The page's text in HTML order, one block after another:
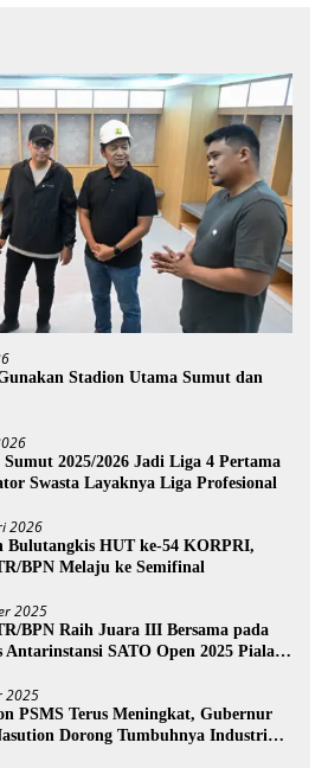
Stadion Utama Sumut dan
2025/2026 Jadi Liga 4 Pertama
Swasta Layaknya Liga Profesional
2026
HUT ke-54 KORPRI,
BPN Melaju ke Semifinal
2025
BPN Raih Juara III Bersama pada
Antarinstansi SATO Open 2025 Piala
2025
PSMS Terus Meningkat, Gubernur
Dorong Tumbuhnya Industri